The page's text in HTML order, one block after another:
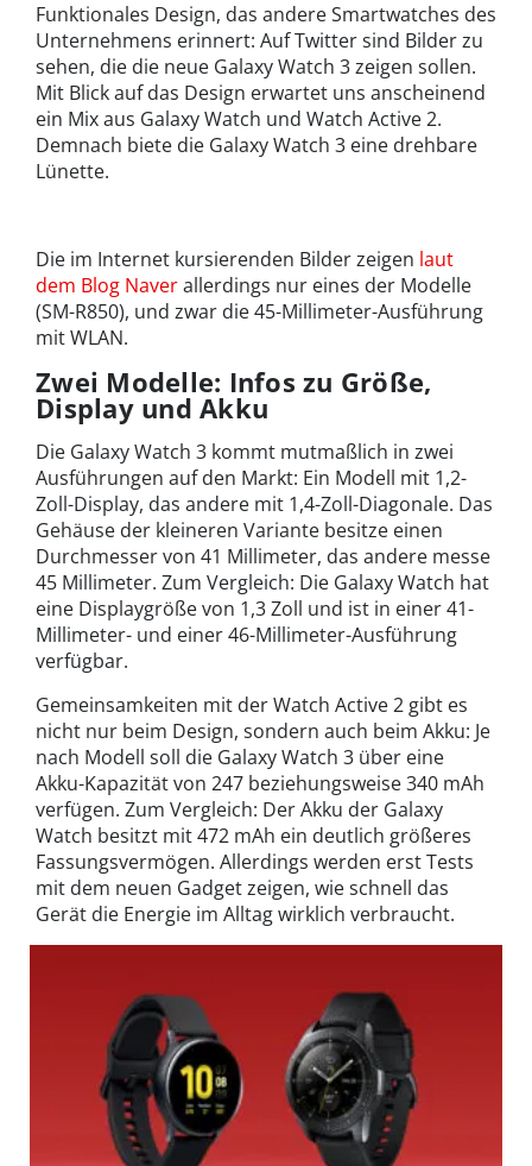
Funktionales Design, das andere Smartwatches des
Unternehmens erinnert: Auf Twitter sind Bilder zu
sehen, die die neue Galaxy Watch 3 zeigen sollen.
Mit Blick auf das Design erwartet uns anscheinend
ein Mix aus Galaxy Watch und Watch Active 2.
Demnach biete die Galaxy Watch 3 eine drehbare
Lünette.
Die im Internet kursierenden Bilder zeigen laut
dem Blog Naverallerdings nur eines der Modelle
(SM-R850), und zwar die 45-Millimeter-Ausführung
mit WLAN.
Zwei Modelle: Infos zu Größe,
Display und Akku
Die Galaxy Watch 3 kommt mutmaßlich in zwei
Ausführungen auf den Markt: Ein Modell mit 1,2-
Zoll-Display, das andere mit 1,4-Zoll-Diagonale. Das
Gehäuse der kleineren Variante besitze einen
Durchmesser von 41 Millimeter, das andere messe
45 Millimeter. Zum Vergleich: Die Galaxy Watch hat
eine Displaygröße von 1,3 Zoll und ist in einer 41-
Millimeter- und einer 46-Millimeter-Ausführung
verfügbar.
Gemeinsamkeiten mit der Watch Active 2 gibt es
nicht nur beim Design, sondern auch beim Akku: Je
nach Modell soll die Galaxy Watch 3 über eine
Akku-Kapazität von 247 beziehungsweise 340 mAh
verfügen. Zum Vergleich: Der Akku der Galaxy
Watch besitzt mit 472 mAh ein deutlich größeres
Fassungsvermögen. Allerdings werden erst Tests
mit dem neuen Gadget zeigen, wie schnell das
Gerät die Energie im Alltag wirklich verbraucht.